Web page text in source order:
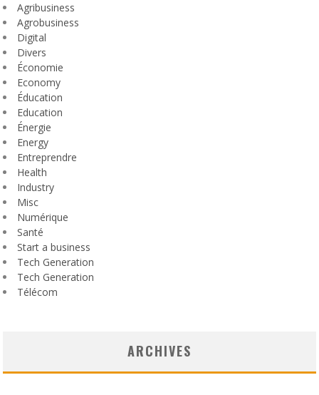
Agribusiness
Agrobusiness
Digital
Divers
Économie
Economy
Éducation
Education
Énergie
Energy
Entreprendre
Health
Industry
Misc
Numérique
Santé
Start a business
Tech Generation
Tech Generation
Télécom
ARCHIVES